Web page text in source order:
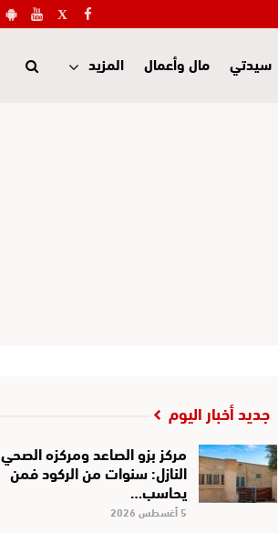
سيدتي مال وأعمال المزيد
جديد أخبار اليوم
مركز بزو الصاعد ومركزه الصحي
النازل: سنوات من الركود فمن
يحاسب…
5 أغسطس 2026